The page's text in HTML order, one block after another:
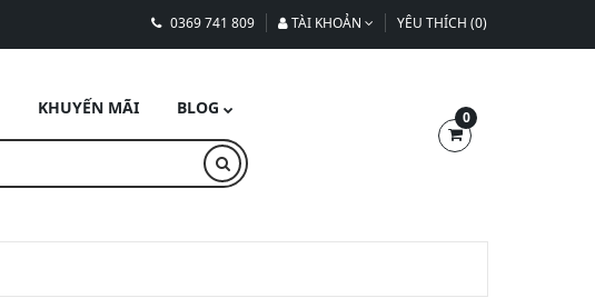
0369 741 809 TÀI KHOẢN YÊU THÍCH (0)
KHUYẾN MÃI BLOG 0